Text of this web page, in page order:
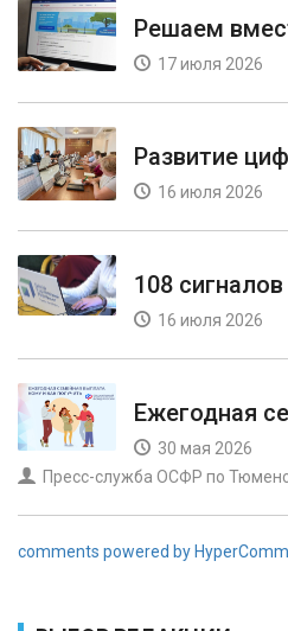
Решаем
17 июля 2026
Развитие
16 июля 2026
108
16 июля 2026
Ежегодная
30 мая 2026
Пресс-служба ОСФР по
comments powered by